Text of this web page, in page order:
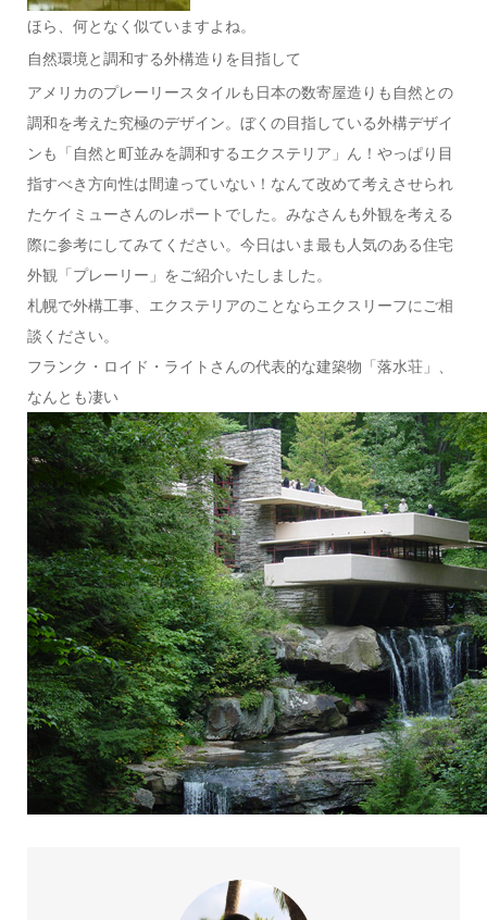
ほら、何となく似ていますよね。
自然環境と調和する外構造りを目指して
アメリカのプレーリースタイルも日本の数寄屋造りも自然との
調和を考えた究極のデザイン。ぼくの目指している外構デザイ
ンも「自然と町並みを調和するエクステリア」ん！やっぱり目
指すべき方向性は間違っていない！なんて改めて考えさせられ
たケイミューさんのレポートでした。みなさんも外観を考える
際に参考にしてみてください。今日はいま最も人気のある住宅
外観「プレーリー」をご紹介いたしました。
札幌で外構工事、エクステリアのことならエクスリーフにご相
談ください。
フランク・ロイド・ライトさんの代表的な建築物「落水荘」、
なんとも凄い